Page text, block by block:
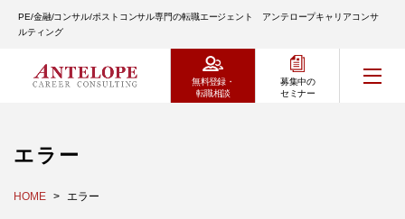
PE/金融/コンサル/ポストコンサル専門の転職エージェント アンテロープキャリアコンサ
ルティング
無料登録・
転職相談
募集中の
セミナー
エラー
HOME エラー